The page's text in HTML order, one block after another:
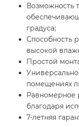
Возможность
градуса;
Способность
высокой
Простой
помещениях
Равномерное
благодаря
7-летняя